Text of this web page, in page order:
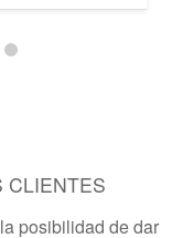
CLIENTES
posibilidad de dar